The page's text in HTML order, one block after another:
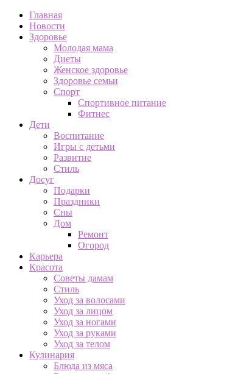
Главная
Новости
Здоровье
Молодая мама
Диеты
Женское здоровье
Здоровье семьи
Спорт
Спортивное питание
Фитнес
Дети
Воспитание
Игры с детьми
Развитие
Стиль
Досуг
Подарки
Праздники
Сны
Дом
Ремонт
Огород
Карьера
Красота
Советы дамам
Стиль
Уход за волосами
Уход за лицом
Уход за ногами
Уход за руками
Уход за телом
Кулинария
Блюда из мяса